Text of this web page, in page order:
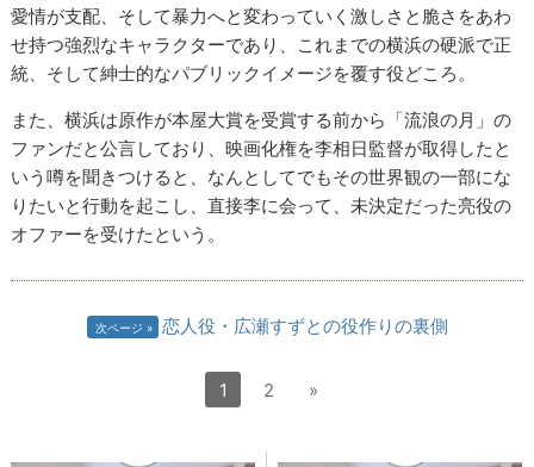
愛情が支配、そして暴力へと変わっていく激しさと脆さをあわ
せ持つ強烈なキャラクターであり、これまでの横浜の硬派で正
統、そして紳士的なパブリックイメージを覆す役どころ。
また、横浜は原作が本屋大賞を受賞する前から「流浪の月」の
ファンだと公言しており、映画化権を李相日監督が取得したと
いう噂を聞きつけると、なんとしてでもその世界観の一部にな
りたいと行動を起こし、直接李に会って、未決定だった亮役の
オファーを受けたという。
次ページ 恋人役・広瀬すずとの役作りの裏側
1 2 »